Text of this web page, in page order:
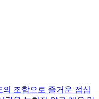
조합으로 즐거운 점심